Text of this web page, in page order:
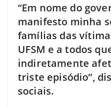
“Em nome do
manifesto minha
famílias das
UFSM e a todos
indiretamente
triste episódio”,
sociais.